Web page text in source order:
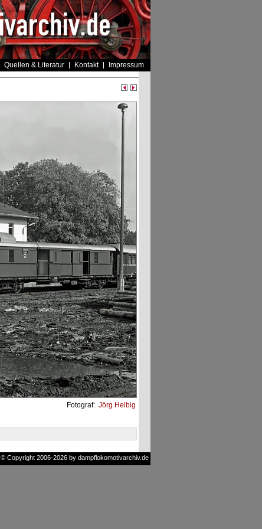
Quellen & Literatur Kontakt Impressum
Fotograf: Jörg Helbig
© Copyright 2006-2026 by dampflokomotivarchiv.de